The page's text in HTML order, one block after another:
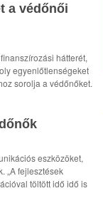
a védőnői
hátterét,
egyenlőtlenségeket
sorolja a védőnőket.
eszközöket,
„A fejlesztések
töltött idő idő is